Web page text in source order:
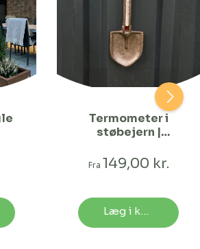
Termometer i
støbejern |
Fra 149,00 kr.
Læg i kurv